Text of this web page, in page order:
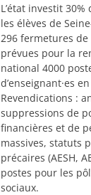
L’état investit
les élèves de
296 fermetures de
prévues pour la
national 4000
d’enseignant·es
Revendications :
suppressions de
financières et de
massives, statuts
précaires (AESH,
postes pour les
sociaux.